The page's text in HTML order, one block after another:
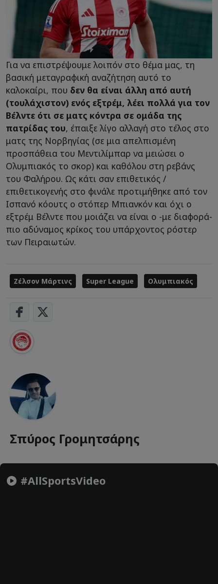
Για να επιστρέψουμε λοιπόν στο θέμα μας, τη
βασική μεταγραφική αναζήτηση αυτό το
καλοκαίρι, που δεν θα είναι άλλη από αυτή
(τουλάχιστον) ενός εξτρέμ, λέει πολλά για τον
Βέλντε ότι σε ματς κόντρα σε ομάδα της
πατρίδας του, έπαιξε λίγο αλλαγή στο τέλος στο
ματς της Νορβηγίας (σε μια απελπισμένη
προσπάθεια του Μεντιλίμπαρ να μειώσει ο
Ολυμπιακός το σκορ) και καθόλου στη ρεβάνς
του Φαλήρου. Ως κάτι σαν επιθετικός /
επιθετικογενής στο φινάλε προτιμήθηκε από τον
Ισπανό κόουτς ο στόπερ Μπιανκόν και όχι ο
εξτρέμ Βέλντε που μοιάζει να είναι ο -με διαφορά-
πιο αδύναμος κρίκος του υπάρχοντος ρόστερ
των Πειραιωτών.
Ζέλσον Μάρτινς Super League Ολυμπιακός
Σπύρος Γρομητσάρης
#AllSportsVideo